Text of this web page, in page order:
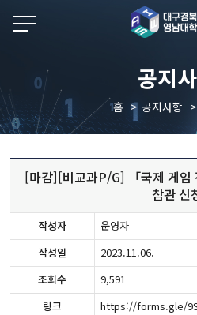
공지
홈 공지사항
[마감][비교과P/G] 「국제 게임
참관 신
작성자
운영자
작성일
2023.11.06.
조회수
9,591
링크